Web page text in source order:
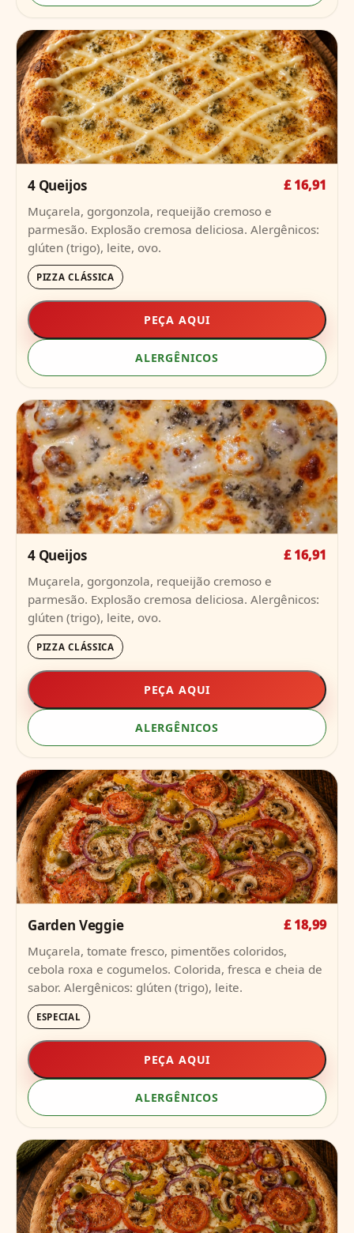
4 Queijos £ 16,91
Muçarela, gorgonzola, requeijão cremoso e
parmesão. Explosão cremosa deliciosa. Alergênicos:
glúten (trigo), leite, ovo.
PIZZA CLÁSSICA
PEÇA AQUI
ALERGÊNICOS
4 Queijos £ 16,91
Muçarela, gorgonzola, requeijão cremoso e
parmesão. Explosão cremosa deliciosa. Alergênicos:
glúten (trigo), leite, ovo.
PIZZA CLÁSSICA
PEÇA AQUI
ALERGÊNICOS
Garden Veggie £ 18,99
Muçarela, tomate fresco, pimentões coloridos,
cebola roxa e cogumelos. Colorida, fresca e cheia de
sabor. Alergênicos: glúten (trigo), leite.
ESPECIAL
PEÇA AQUI
ALERGÊNICOS